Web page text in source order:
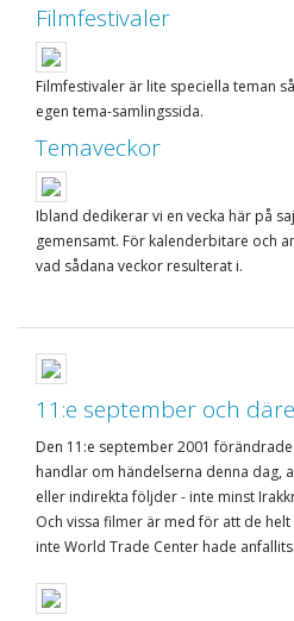
Filmfestivaler
Filmfestivaler är lite speciella teman
egen tema-samlingssida.
Temaveckor
Ibland dedikerar vi en vecka här på
gemensamt. För kalenderbitare och
vad sådana veckor resulterat i.
11:e september och
Den 11:e september 2001
handlar om händelserna denna dag,
eller indirekta följder - inte minst
Och vissa filmer är med för att de
inte World Trade Center hade